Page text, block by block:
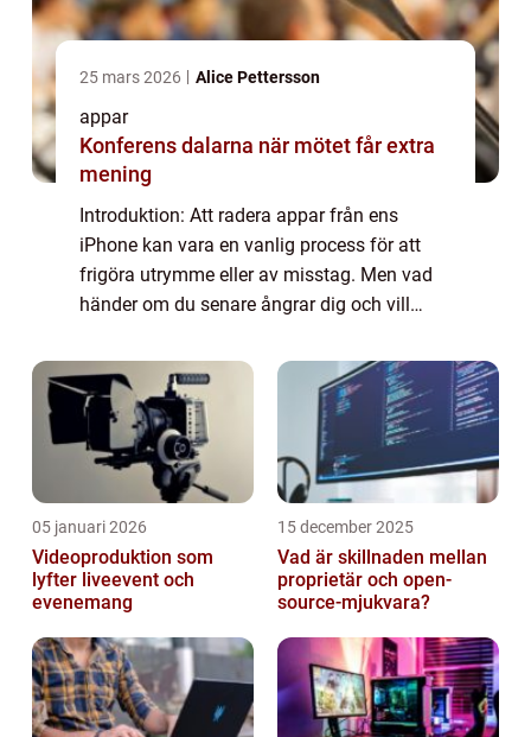
25 mars 2026 Alice Pettersson
appar
Konferens dalarna när mötet får extra
mening
Introduktion: Att radera appar från ens
iPhone kan vara en vanlig process för att
frigöra utrymme eller av misstag. Men vad
händer om du senare ångrar dig och vill
kommer vi att utforska möjligheter och
alte...
05 januari 2026
Videoproduktion som
lyfter liveevent och
evenemang
15 december 2025
Vad är skillnaden mellan
proprietär och open-
source-mjukvara?